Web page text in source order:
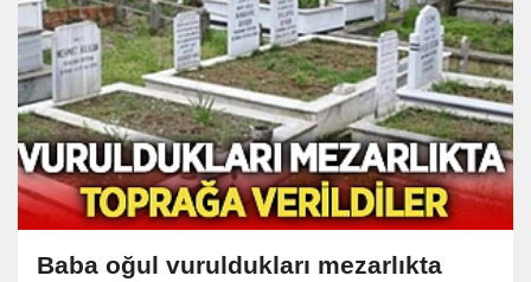
Baba oğul vuruldukları mezarlıkta